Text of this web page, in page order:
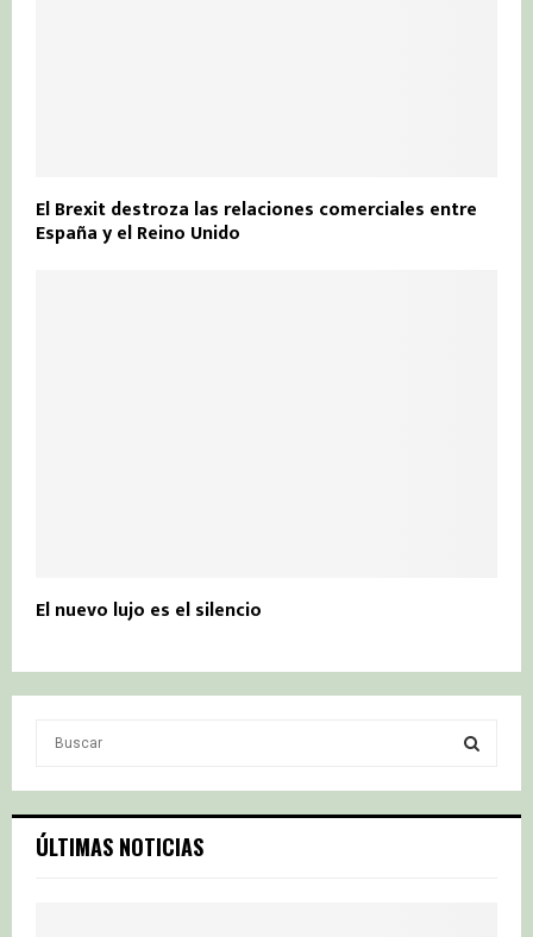
El Brexit destroza las relaciones comerciales entre
España y el Reino Unido
El nuevo lujo es el silencio
c
h
S
ÚLTIMAS NOTICIAS